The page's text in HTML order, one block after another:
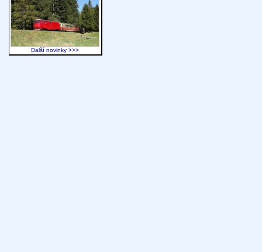
Další novinky >>>